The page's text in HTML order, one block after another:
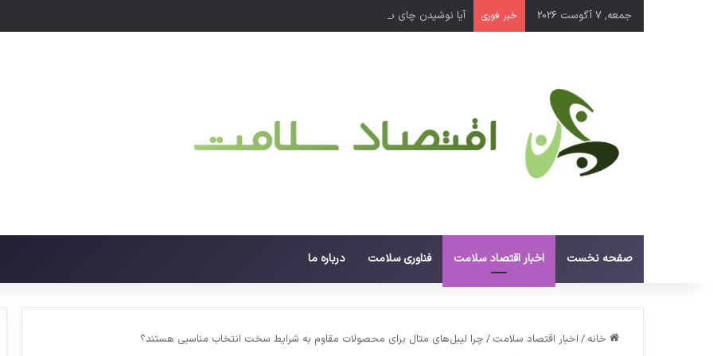
جمعه, 7 آگوست 2026 خبر فوری آیا نوشیدن چای داغ باعث سرطان می شود؟
صفحه نخست اخبار اقتصاد سلامت فناوری سلامت درباره ما
خانه / اخبار اقتصاد سلامت / چرا لیبل‌های متال برای محصولات مقاوم به شرایط سخت انتخاب مناسبی هستند؟